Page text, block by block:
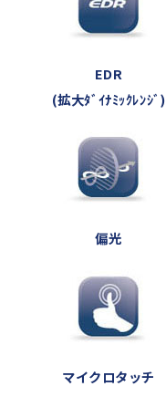
EDR
(拡大ﾀﾞｲﾅﾐｯｸﾚﾝｼﾞ)
偏光
マイクロタッチ